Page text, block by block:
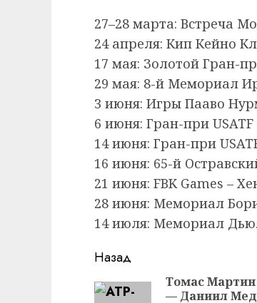
27–28 марта: Встреча
24 апреля: Кип Кейно
17 мая: Золотой Гран-
29 мая: 8-й Мемориал
3 июня: Игры Пааво
6 июня: Гран-при
14 июня: Гран-при
16 июня: 65-й
21 июня: FBK Games –
28 июня: Мемориал
14 июля: Мемориал
Продолжить
чтение
Назад
Томас
— Даниил